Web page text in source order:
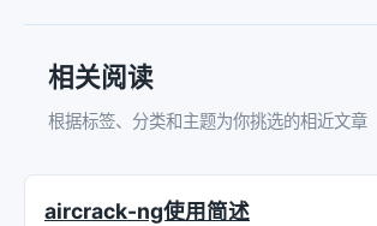
相关阅读
根据标签、分类和主题为你挑选的相近文章
aircrack-ng使用简述